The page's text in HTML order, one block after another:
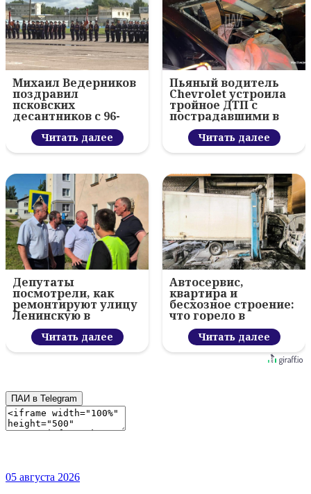
Михаил Ведерников
поздравил
псковских
десантников с 96-
летием ВДВ и
вручил награды
Читать далее
Пьяный водитель
Chevrolet устроила
тройное ДТП с
пострадавшими в
Пскове
Читать далее
Депутаты
посмотрели, как
ремонтируют улицу
Ленинскую в
Новосокольниках
Читать далее
Автосервис,
квартира и
бесхозное строение:
что горело в
Псковской области 5
августаЧитать далее
ПАИ в Telegram
05 августа 2026